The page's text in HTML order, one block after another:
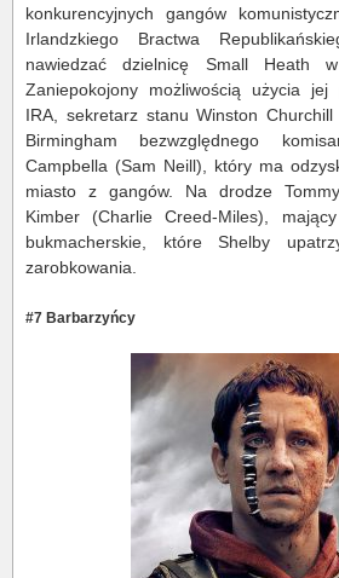
konkurencyjnych gangów
Irlandzkiego Bractwa
nawiedzać dzielnicę Small Heath
Zaniepokojony możliwością użycia
IRA, sekretarz stanu Winston
Birmingham bezwzględnego
Campbella (Sam Neill), który ma
miasto z gangów. Na drodze
Kimber (Charlie Creed-Miles),
bukmacherskie, które Shelby
zarobkowania.
#7 Barbarzyńcy